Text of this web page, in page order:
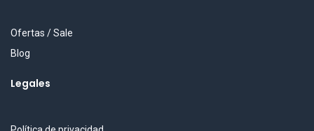
Ofertas / Sale
Blog
Legales